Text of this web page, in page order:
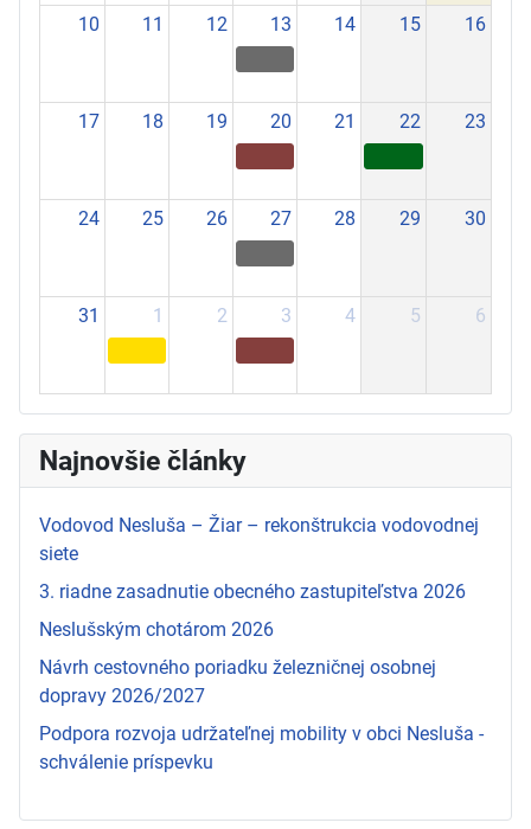
10 11 12 13 14 15 16
17 18 19 20 21 22 23
24 25 26 27 28 29 30
31 1 2 3 4 5 6
Najnovšie články
Vodovod Nesluša – Žiar – rekonštrukcia vodovodnej
siete
3. riadne zasadnutie obecného zastupiteľstva 2026
Neslušským chotárom 2026
Návrh cestovného poriadku železničnej osobnej
dopravy 2026/2027
Podpora rozvoja udržateľnej mobility v obci Nesluša -
schválenie príspevku